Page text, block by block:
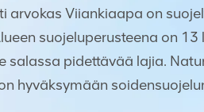
arvokas Viiankiaapa on
suojeluperusteena on
salassa pidettävää lajia.
hyväksymään